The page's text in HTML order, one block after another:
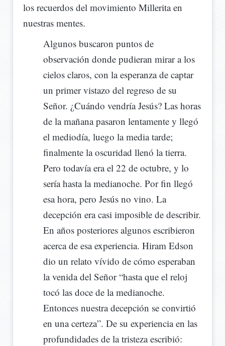
los recuerdos del movimiento Millerita en
nuestras mentes.
Algunos buscaron puntos de
observación donde pudieran mirar a los
cielos claros, con la esperanza de captar
un primer vistazo del regreso de su
Señor. ¿Cuándo vendría Jesús? Las horas
de la mañana pasaron lentamente y llegó
el mediodía, luego la media tarde;
finalmente la oscuridad llenó la tierra.
Pero todavía era el 22 de octubre, y lo
sería hasta la medianoche. Por fin llegó
esa hora, pero Jesús no vino. La
decepción era casi imposible de describir.
En años posteriores algunos escribieron
acerca de esa experiencia. Hiram Edson
dio un relato vívido de cómo esperaban
la venida del Señor “hasta que el reloj
tocó las doce de la medianoche.
Entonces nuestra decepción se convirtió
en una certeza”. De su experiencia en las
profundidades de la tristeza escribió: